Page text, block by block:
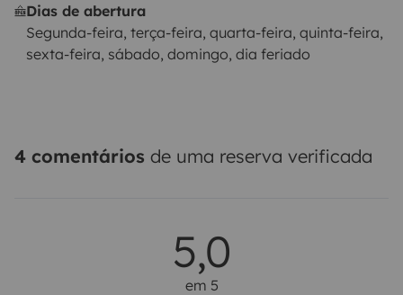
Dias de abertura
Segunda-feira, terça-feira, quarta-feira, quinta-feira,
sexta-feira, sábado, domingo, dia feriado
4 comentários de uma reserva verificada
5,0
em 5